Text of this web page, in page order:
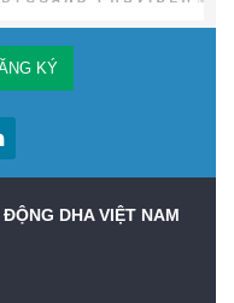
KÝ
DHA VIỆT NAM